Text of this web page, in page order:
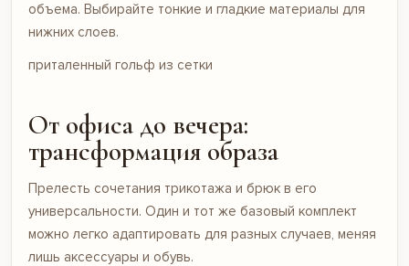
объема. Выбирайте тонкие и гладкие материалы для
нижних слоев.
приталенный гольф из сетки
От офиса до вечера:
трансформация образа
Прелесть сочетания трикотажа и брюк в его
универсальности. Один и тот же базовый комплект
можно легко адаптировать для разных случаев, меняя
лишь аксессуары и обувь.